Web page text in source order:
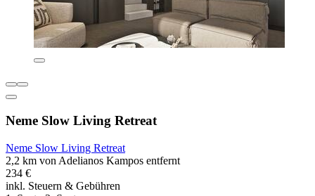
Neme Slow Living Retreat
Neme Slow Living Retreat
2,2 km von Adelianos Kampos entfernt
234 €
inkl. Steuern & Gebühren